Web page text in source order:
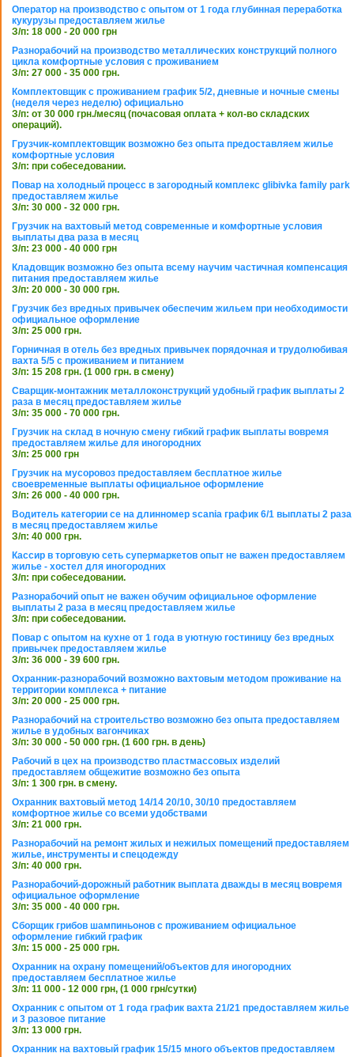
Оператор на производство с опытом от 1 года глубинная переработка
кукурузы предоставляем жилье
З/п: 18 000 - 20 000 грн
Разнорабочий на производство металлических конструкций полного
цикла комфортные условия с проживанием
З/п: 27 000 - 35 000 грн.
Комплектовщик с проживанием график 5/2, дневные и ночные смены
(неделя через неделю) официально
З/п: от 30 000 грн./месяц (почасовая оплата + кол-во складских
операций).
Грузчик-комплектовщик возможно без опыта предоставляем жилье
комфортные условия
З/п: при собеседовании.
Повар на холодный процесс в загородный комплекс glibivka family park
предоставляем жилье
З/п: 30 000 - 32 000 грн.
Грузчик на вахтовый метод современные и комфортные условия
выплаты два раза в месяц
З/п: 23 000 - 40 000 грн
Кладовщик возможно без опыта всему научим частичная компенсация
питания предоставляем жилье
З/п: 20 000 - 30 000 грн.
Грузчик без вредных привычек обеспечим жильем при необходимости
официальное оформление
З/п: 25 000 грн.
Горничная в отель без вредных привычек порядочная и трудолюбивая
вахта 5/5 с проживанием и питанием
З/п: 15 208 грн. (1 000 грн. в смену)
Сварщик-монтажник металлоконструкций удобный график выплаты 2
раза в месяц предоставляем жилье
З/п: 35 000 - 70 000 грн.
Грузчик на склад в ночную смену гибкий график выплаты вовремя
предоставляем жилье для иногородних
З/п: 25 000 грн
Грузчик на мусоровоз предоставляем бесплатное жилье
своевременные выплаты официальное оформление
З/п: 26 000 - 40 000 грн.
Водитель категории се на длинномер scania график 6/1 выплаты 2 раза
в месяц предоставляем жилье
З/п: 40 000 грн.
Кассир в торговую сеть супермаркетов опыт не важен предоставляем
жилье - хостел для иногородних
З/п: при собеседовании.
Разнорабочий опыт не важен обучим официальное оформление
выплаты 2 раза в месяц предоставляем жилье
З/п: при собеседовании.
Повар с опытом на кухне от 1 года в уютную гостиницу без вредных
привычек предоставляем жилье
З/п: 36 000 - 39 600 грн.
Охранник-разнорабочий возможно вахтовым методом проживание на
территории комплекса + питание
З/п: 20 000 - 25 000 грн.
Разнорабочий на строительство возможно без опыта предоставляем
жилье в удобных вагончиках
З/п: 30 000 - 50 000 грн. (1 600 грн. в день)
Рабочий в цех на производство пластмассовых изделий
предоставляем общежитие возможно без опыта
З/п: 1 300 грн. в смену.
Охранник вахтовый метод 14/14 20/10, 30/10 предоставляем
комфортное жилье со всеми удобствами
З/п: 21 000 грн.
Разнорабочий на ремонт жилых и нежилых помещений предоставляем
жилье, инструменты и спецодежду
З/п: 40 000 грн.
Разнорабочий-дорожный работник выплата дважды в месяц вовремя
официальное оформление
З/п: 35 000 - 40 000 грн.
Сборщик грибов шампиньонов с проживанием официальное
оформление гибкий график
З/п: 15 000 - 25 000 грн.
Охранник на охрану помещений/объектов для иногородних
предоставляем бесплатное жилье
З/п: 11 000 - 12 000 грн, (1 000 грн/сутки)
Охранник с опытом от 1 года график вахта 21/21 предоставляем жилье
и 3 разовое питание
З/п: 13 000 грн.
Охранник на вахтовый график 15/15 много объектов предоставляем